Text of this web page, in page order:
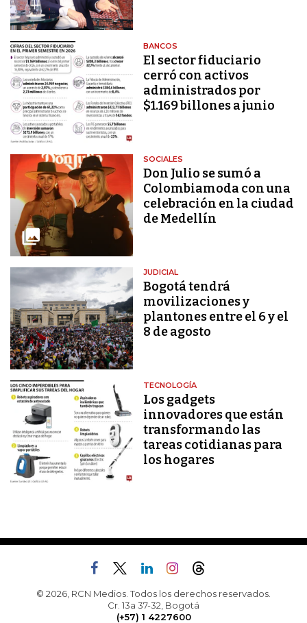
BANCOS
El sector fiduciario
cerró con activos
administrados por
$1.169 billones a junio
SOCIALES
Don Julio se sumó a
Colombiamoda con una
celebración en la ciudad
de Medellín
JUDICIAL
Bogotá tendrá
movilizaciones y
plantones entre el 6 y el
8 de agosto
TECNOLOGÍA
Los gadgets
innovadores que están
transformando las
tareas cotidianas para
los hogares
© 2026, RCN Medios. Todos los derechos reservados.
Cr. 13a 37-32, Bogotá
(+57) 1 4227600